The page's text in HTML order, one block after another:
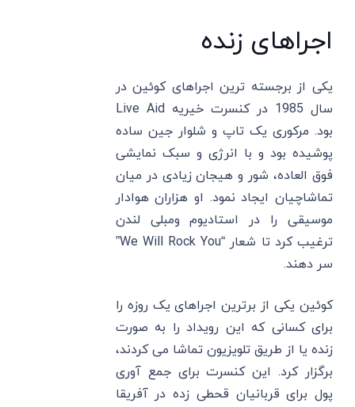
اجراهای زنده
یکی از برجسته ترین اجراهای کوئین در
سال 1985 در کنسرت خیریه Live Aid
بود. مرکوری یک تاپ و شلوار جین ساده
پوشیده بود و با انرژی و سبک نمایشی
فوق العاده، شور و هیجان زیادی در میان
تماشاچیان ایجاد نمود. او هزاران هوادار
موسیقی را در استادیوم ومبلی لندن
ترغیب کرد تا شعار “We Will Rock You”
سر دهند.
کوئین یکی از برترین اجراهای یک روزه را
برای کسانی که این رویداد را به صورت
زنده یا از طریق تلویزیون تماشا می کردند،
برگزار کرد. این کنسرت برای جمع آوری
پول برای قربانیان قحطی زده در آفریقا